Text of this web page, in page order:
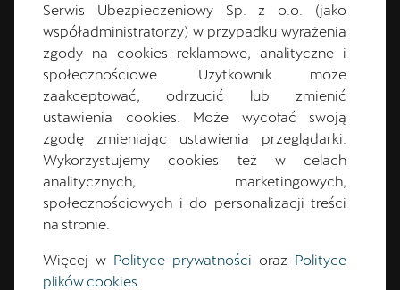
Kierownik Salonu
+48 692 025 489
+48 61 87 32 280
cupra.salon@pol-car.pl
Serwis Ubezpieczeniowy Sp. z o.o. (jako
współadministratorzy) w przypadku wyrażenia
zgody na cookies reklamowe, analityczne i
społecznościowe. Użytkownik może
zaakceptować, odrzucić lub zmienić
ustawienia cookies. Może wycofać swoją
zgodę zmieniając ustawienia przeglądarki.
Wykorzystujemy cookies też w celach
analitycznych, marketingowych,
społecznościowych i do personalizacji treści
na stronie.
Więcej w Polityce prywatności oraz Polityce
plików cookies